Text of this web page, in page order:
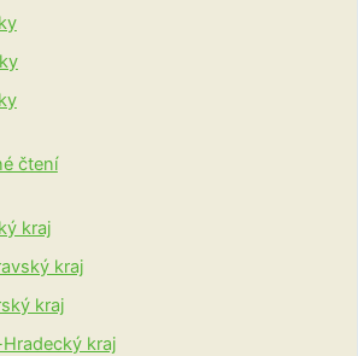
čtení
kraj
kraj
kraj
kraj